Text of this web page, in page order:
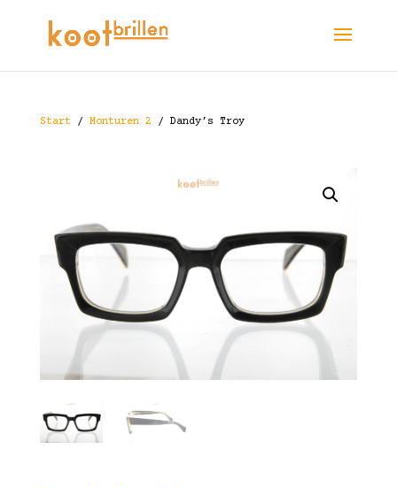
Start/ Monturen 2 / Dandy’s Troy